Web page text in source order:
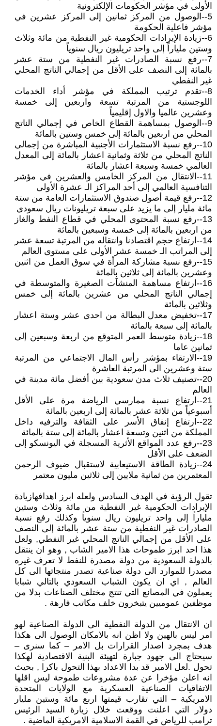
الأولى في مؤشر الحكومات الإلكترونية
5--الوصول من المركز ثمانين إلى المركز عشرين في
مؤشر فاعلية الحكومة
6--زيادة الإيرادات الحكومية غير النفطية من مائة وثلاث
وستين ملياراً إلى واحد تريليون ريال سنوياً
7--رفع نسبة الصادرات غير النفطية من ستة عشر
بالمائة إلى النصف على الأقل من إجمالي الناتج المحلي
غير النفطي
8--تقدم ترتيب المملكة في مؤشر أداء الخدمات
اللوجستية من المرتبة تسعة واربعين إلى خمسة
وعشرين عالميا والاول إقليمياً
9--الوصول بمساهمة القطاع الخاص في إجمالي الناتج
المحلي من اربعين بالمائة إلى خمس وستين بالمائة
10--رفع نسبة الاستثمارات الأجنبية المباشرة من إجمالي
الناتج المحلي من ثلاثة وثمانية اعشار بالمائة إلى المعدل
العالمي خمسة وسبعة اعشار بالمائة
11--الانتقال من المركز الخامس والعشرين في مؤشر
التنافسية العالمي إلى أحد المراكز الـ عشرة الأولى
12--رفع قيمة أصول صندوق الاستثمارات العامة من ستة
مائة مليار إلى ما يزيد على سبعة تريليونات ريال سعودي
13--رفع نسبة المحتوى المحلي في قطاع النفط والغاز
من اربعين بالمائة إلى خمسة وسبعين بالمائة
14--ارتفاع حجم اقتصادنا وانتقاله من المرتبة تسعة عشر
إلى المراتب الـ خمسة عشر الأولى على مستوى العالم
15--رفع نسبة مشاركة المرأة في سوق العمل من اثنين
وعشرين بالمائة إلى ثلاثين بالمائة
16--ارتفاع مساهمة المنشآت الصغيرة والمتوسطة في
إجمالي الناتج المحلي من عشرين بالمائة إلى خمس
وثلاثين بالمائة
17--تخفيض معدل البطالة من احدى عشر وستة اعشار
بالمائة إلى سبعة بالمائة
18--زيادة متوسط العمر المتوقع من اربعة وسبعين إلى
ثمانين عاما
19--الارتقاء بمؤشر رأس المال الاجتماعي من المرتبة
ستة وعشرين الى المرتبة العاشرة
20--تصنيف ثلاث مدن سعودية بين أفضل مائة مدينة في
العالم
21--ارتفاع نسبة ممارسي الرياضة مرة على الأقل
أسبوعياً من ثلاثة عشر بالمائة إلى اربعين بالمائة
22--ارتفاع إنفاق الأسر على الثقافة والترفيه داخل
المملكة من اثنين وتسعة اعشار بالمائة إلى ستة بالمائة
23--رفع عدد المواقع الأثرية المسجلة في اليونسكو إلى
الضعف على الأقل
24--زيادة الطاقة الاستيعابية لاستقبال ضيوف الرحمن
المعتمرين من ثمانية ملايين إلى ثلاثين مليون معتمر
تقول الرؤية في الهدف السادس ولعله ابرز اهدافهازيادة
الإيرادات الحكومية غير النفطية من مائة وثلاث وستين
ملياراً إلى واحد تريليون ريال سنوياً وكذلك رفع نسبة
الصادرات غير النفطية من ستة عشر بالمائة إلى النصف
على الأقل من إجمالي الناتج المحلي غير النفطي, ولعل
هذا احد ابرز طموحات هذا الامير الشاب , وهو ان ينتقل
بالدولة السعودية من دولة مصدرة للنفط لا تعرف غيره
مصدرا للموارد الى دولة صناعية تصدر منتجاتها الى كل
العالم , اي ان يكون الشباب السعودي بالتالي شبابا
يعملون في المصانع التي تنتج مختلف الصناعات بدلا من
موظفين عموميين يتبخرون خلف مكاتب فارهة .
ان الانتقال من الدولة النفطية الى الدولة الصناعية لهو
امر ليس بالهين ولا اظن انه بالامكان الوصول الى هكذا
هدف بمجرد اصدار القرارات بل الامر – كما سنرى –
سيحتاج الى جهود جبارة لتهيئة البنية الاقتصادية لهكذا
تحول .لعل الامير قد بدا الاعداد بهذا التحول باكرا , بحيث
انه اعلن مؤخرا عن عدة مشروعات طموحة ليس اقلها
الاتفاقيات الصناعية العسكرية مع الولايات المتحدة
الامريكية – التي تقارب قيمتها اربع مائة وستين مليار
دولار التي اعلنت ووقعت خلال زيارة السيد الرئيس
ترامب للرياض في القمة الاسلامية الامريكية الماضية .